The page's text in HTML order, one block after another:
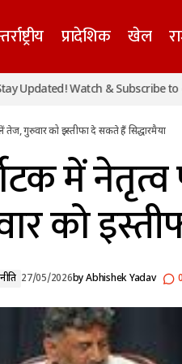
प्रादेशिक खेल
RCB,
Watch & Subscribe to our
तेज, गुरुवार को इस्तीफा दे सकते हैं सिद्धारमैया
में
को
27/05/2026byAbhishek Yadav 0